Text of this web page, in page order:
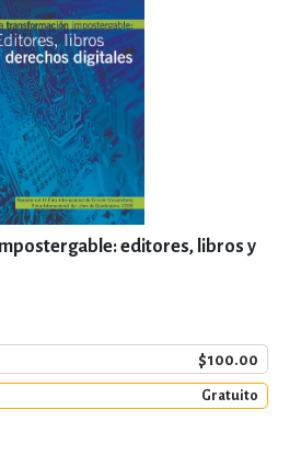
editores, libros y
$100.00
Gratuito